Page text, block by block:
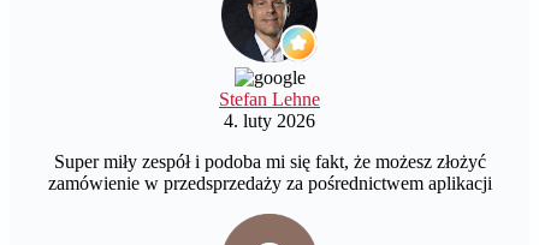
Stefan Lehne
4. luty 2026
Super miły zespół i podoba mi się fakt, że możesz złożyć
zamówienie w przedsprzedaży za pośrednictwem aplikacji